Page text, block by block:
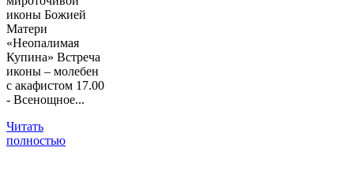
иконы Божией
Матери
«Неопалимая
Купина» Встреча
иконы – молебен
с акафистом 17.00
- Всенощное...
Читать
полностью